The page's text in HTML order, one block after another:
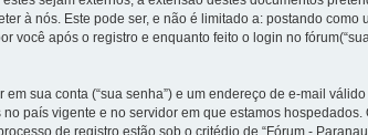
à nós. Este pode ser, e não é limitado a: postando como
você após o registro e enquanto feito o login no
sua conta (“sua senha”) e um endereço de e-mail válido
país vigente e no servidor em que estamos hospedados.
de registro estão sob o critédio de “Fórum -